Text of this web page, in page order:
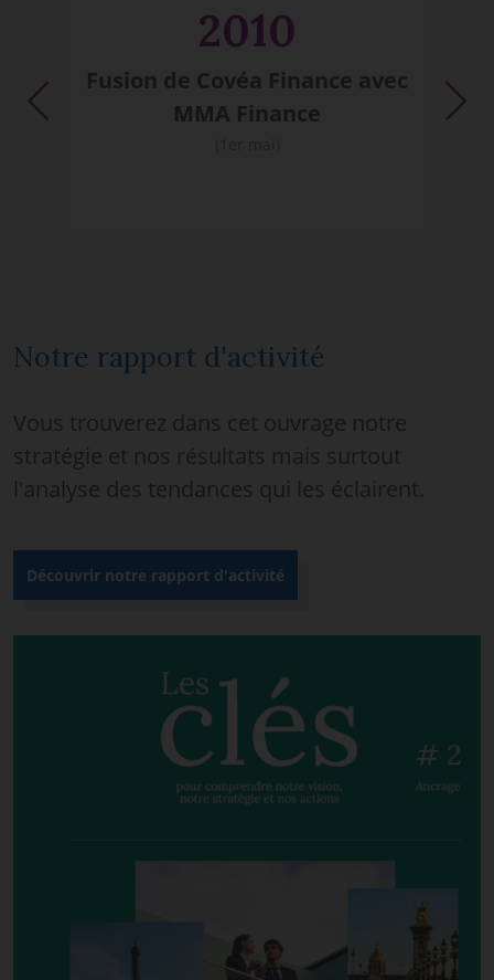
Previous
2010
Fusion de Covéa Finance avec
MMA Finance
Notre rapport d'activité
Vous trouverez dans cet ouvrage notre
stratégie et nos résultats mais surtout
l'analyse des tendances qui les éclairent.
Découvrir notre rapport d'activité